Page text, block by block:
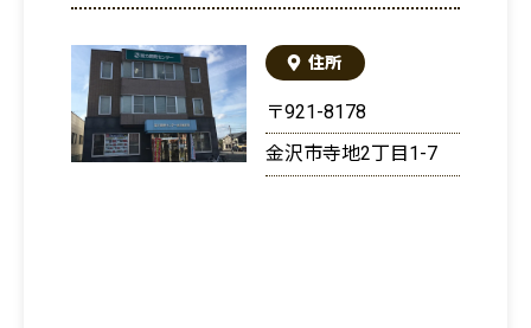
住所
〒921-8178
金沢市寺地2丁目1-7